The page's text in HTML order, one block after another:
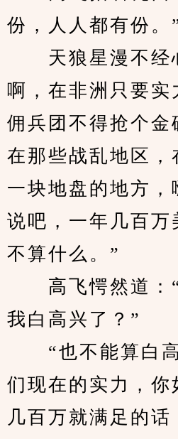
份，人人都有份。
天狼星漫不经
啊，在非洲只要实
佣兵团不得抢个金
在那些战乱地区，
一块地盘的地方，
说吧，一年几百万
不算什么。”
高飞愕然道：“
我白高兴了？”
“也不能算白高
们现在的实力，你
几百万就满足的话